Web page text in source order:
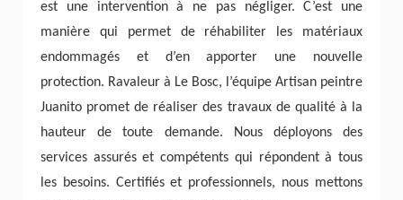
est une intervention à ne pas négliger. C’est une
manière qui permet de réhabiliter les matériaux
endommagés et d’en apporter une nouvelle
protection. Ravaleur à Le Bosc, l’équipe Artisan peintre
Juanito promet de réaliser des travaux de qualité à la
hauteur de toute demande. Nous déployons des
services assurés et compétents qui répondent à tous
les besoins. Certifiés et professionnels, nous mettons